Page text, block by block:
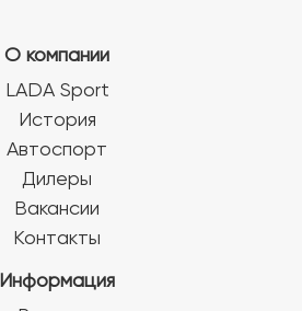
О компании
LADA Sport
История
Автоспорт
Дилеры
Вакансии
Контакты
Информация